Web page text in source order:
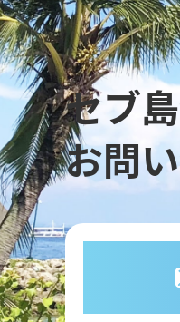
セブ
お問